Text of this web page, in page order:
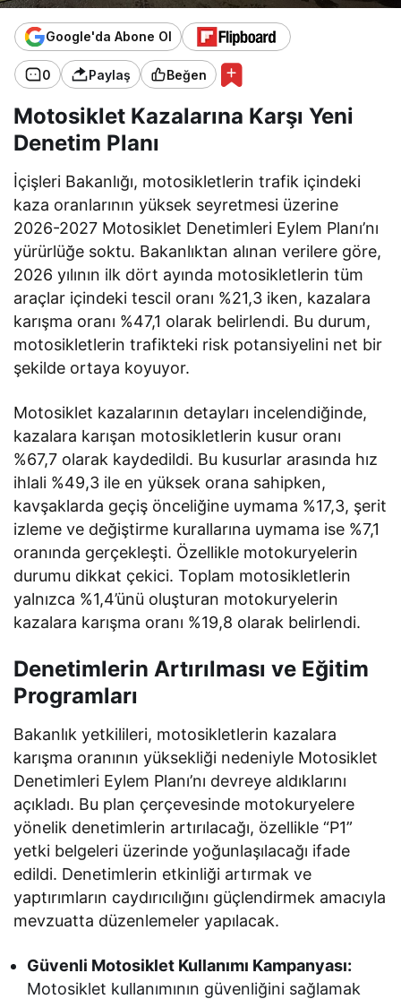
Google'da Abone Ol
0 Paylaş Beğen
Motosiklet Kazalarına Karşı Yeni
Denetim Planı
İçişleri Bakanlığı, motosikletlerin trafik içindeki
kaza oranlarının yüksek seyretmesi üzerine
2026-2027 Motosiklet Denetimleri Eylem Planı’nı
yürürlüğe soktu. Bakanlıktan alınan verilere göre,
2026 yılının ilk dört ayında motosikletlerin tüm
araçlar içindeki tescil oranı %21,3 iken, kazalara
karışma oranı %47,1 olarak belirlendi. Bu durum,
motosikletlerin trafikteki risk potansiyelini net bir
şekilde ortaya koyuyor.
Motosiklet kazalarının detayları incelendiğinde,
kazalara karışan motosikletlerin kusur oranı
%67,7 olarak kaydedildi. Bu kusurlar arasında hız
ihlali %49,3 ile en yüksek orana sahipken,
kavşaklarda geçiş önceliğine uymama %17,3, şerit
izleme ve değiştirme kurallarına uymama ise %7,1
oranında gerçekleşti. Özellikle motokuryelerin
durumu dikkat çekici. Toplam motosikletlerin
yalnızca %1,4’ünü oluşturan motokuryelerin
kazalara karışma oranı %19,8 olarak belirlendi.
Denetimlerin Artırılması ve Eğitim
Programları
Bakanlık yetkilileri, motosikletlerin kazalara
karışma oranının yüksekliği nedeniyle Motosiklet
Denetimleri Eylem Planı’nı devreye aldıklarını
açıkladı. Bu plan çerçevesinde motokuryelere
yönelik denetimlerin artırılacağı, özellikle “P1”
yetki belgeleri üzerinde yoğunlaşılacağı ifade
edildi. Denetimlerin etkinliği artırmak ve
yaptırımların caydırıcılığını güçlendirmek amacıyla
mevzuatta düzenlemeler yapılacak.
Güvenli Motosiklet Kullanımı Kampanyası:
Motosiklet kullanımının güvenliğini sağlamak